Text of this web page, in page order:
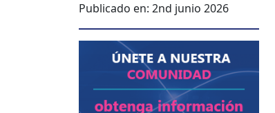
Publicado en: 2nd junio 2026